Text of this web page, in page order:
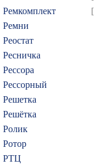
Ремкомплект
Ремни
Реостат
Ресничка
Рессора
Рессорный
Решетка
Решётка
Ролик
Ротор
РТЦ